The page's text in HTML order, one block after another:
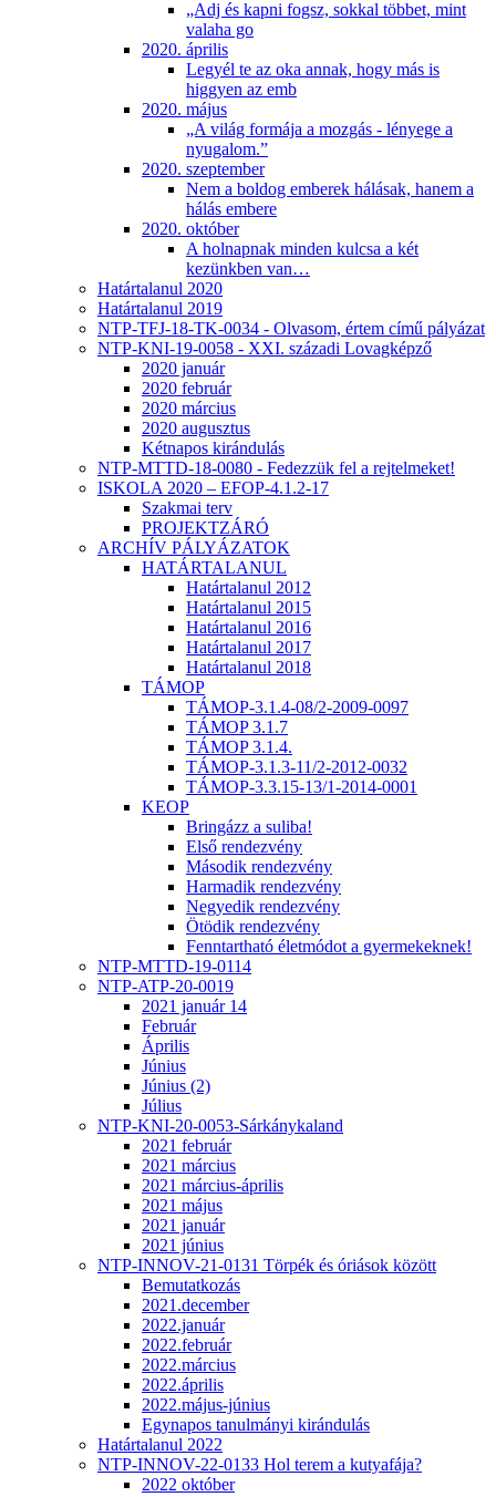
„Adj és kapni fogsz, sokkal többet, mint
valaha go
2020. április
Legyél te az oka annak, hogy más is
higgyen az emb
2020. május
„A világ formája a mozgás - lényege a
nyugalom.”
2020. szeptember
Nem a boldog emberek hálásak, hanem a
hálás embere
2020. október
A holnapnak minden kulcsa a két
kezünkben van…
Határtalanul 2020
Határtalanul 2019
NTP-TFJ-18-TK-0034 - Olvasom, értem című pályázat
NTP-KNI-19-0058 - XXI. századi Lovagképző
2020 január
2020 február
2020 március
2020 augusztus
Kétnapos kirándulás
NTP-MTTD-18-0080 - Fedezzük fel a rejtelmeket!
ISKOLA 2020 – EFOP-4.1.2-17
Szakmai terv
PROJEKTZÁRÓ
ARCHÍV PÁLYÁZATOK
HATÁRTALANUL
Határtalanul 2012
Határtalanul 2015
Határtalanul 2016
Határtalanul 2017
Határtalanul 2018
TÁMOP
TÁMOP-3.1.4-08/2-2009-0097
TÁMOP 3.1.7
TÁMOP 3.1.4.
TÁMOP-3.1.3-11/2-2012-0032
TÁMOP-3.3.15-13/1-2014-0001
KEOP
Bringázz a suliba!
Első rendezvény
Második rendezvény
Harmadik rendezvény
Negyedik rendezvény
Ötödik rendezvény
Fenntartható életmódot a gyermekeknek!
NTP-MTTD-19-0114
NTP-ATP-20-0019
2021 január 14
Február
Április
Június
Június (2)
Július
NTP-KNI-20-0053-Sárkánykaland
2021 február
2021 március
2021 március-április
2021 május
2021 január
2021 június
NTP-INNOV-21-0131 Törpék és óriások között
Bemutatkozás
2021.december
2022.január
2022.február
2022.március
2022.április
2022.május-június
Egynapos tanulmányi kirándulás
Határtalanul 2022
NTP-INNOV-22-0133 Hol terem a kutyafája?
2022 október